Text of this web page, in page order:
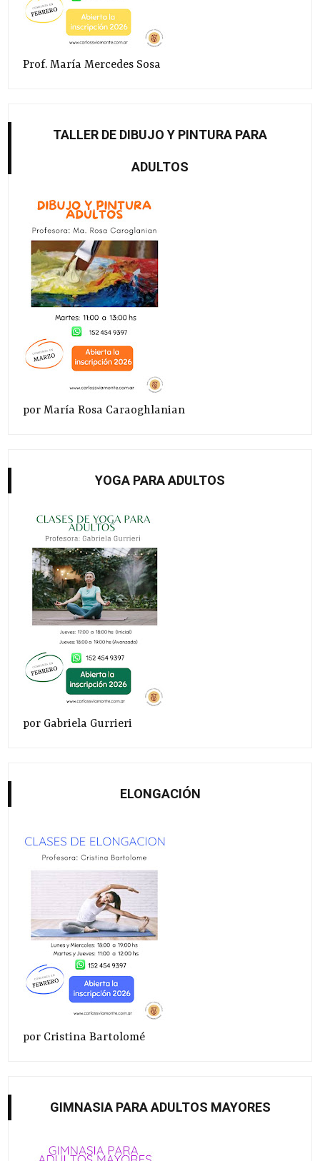
Prof. María Mercedes Sosa
TALLER DE DIBUJO Y PINTURA PARA
ADULTOS
por María Rosa Caraoghlanian
YOGA PARA ADULTOS
por Gabriela Gurrieri
ELONGACIÓN
por Cristina Bartolomé
GIMNASIA PARA ADULTOS MAYORES